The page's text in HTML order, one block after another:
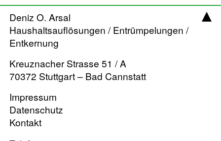
Deniz O. Arsal
Haushaltsauflösungen / Entrümpelungen /
Entkernung
Kreuznacher Strasse 51 / A
70372 Stuttgart – Bad Cannstatt
Impressum
Datenschutz
Kontakt